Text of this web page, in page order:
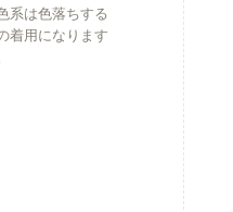
系は色落ちする
着用になります